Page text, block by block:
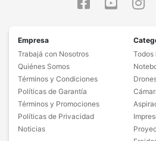
Empresa
Trabajá con Nosotros
Quiénes Somos
Términos y Condiciones
Políticas de Garantía
Términos y Promociones
Políticas de Privacidad
Noticias
Todos